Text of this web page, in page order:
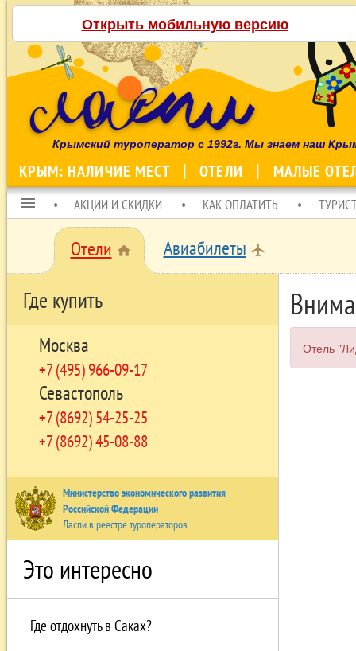
Открыть мобильную версию
Крымский туроператор с 1992г. Мы знаем наш
КРЫМ: НАЛИЧИЕ МЕСТ ОТЕЛИ МАЛЫЕ
menu АКЦИИ И СКИДКИ КАК ОПЛАТИТЬ
Отели home Авиабилеты local_airport
Где купить
Москва
+7 (495) 966-09-17
Севастополь
+7 (8692) 54-25-25
+7 (8692) 45-08-88
Министерство экономического развития
Российской Федерации
Ласпи в реестре туроператоров
Это интересно
Где отдохнуть в Саках?
Отель